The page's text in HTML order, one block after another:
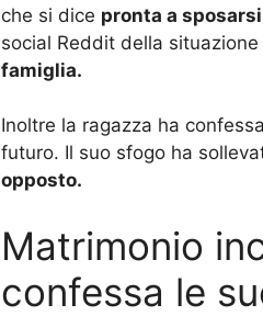
che si dice pronta a sposarsi
social Reddit della
famiglia.
Inoltre la ragazza ha
futuro. Il suo sfogo ha
opposto.
Matrimonio
confessa le